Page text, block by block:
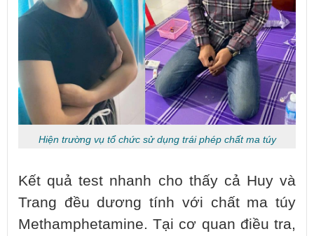
Hiện trường vụ tổ chức sử dụng trái phép chất ma túy
Kết quả test nhanh cho thấy cả Huy và
Trang đều dương tính với chất ma túy
Methamphetamine. Tại cơ quan điều tra,